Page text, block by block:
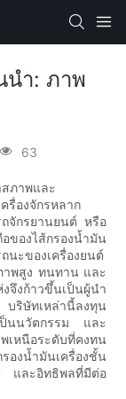
นำ: ภาพ
63
ภาพและ
รื่องจักรหลาก
จักรยานยนต์ หรือ
ของไส้กรองน้ำมัน
นะของเครื่องยนต์
าพสูง ทนทาน และ
จึงก้าวขึ้นเป็นผู้นำ
ริษัทเหล่านี้ลงทุน
ป็นนวัตกรรม และ
หนือระดับที่คงทน
องน้ำมันเครื่องชั้น
และอิทธิพลที่มีต่อ